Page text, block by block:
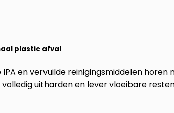
plastic afval
en vervuilde reinigingsmiddelen
uitharden en lever vloeibare